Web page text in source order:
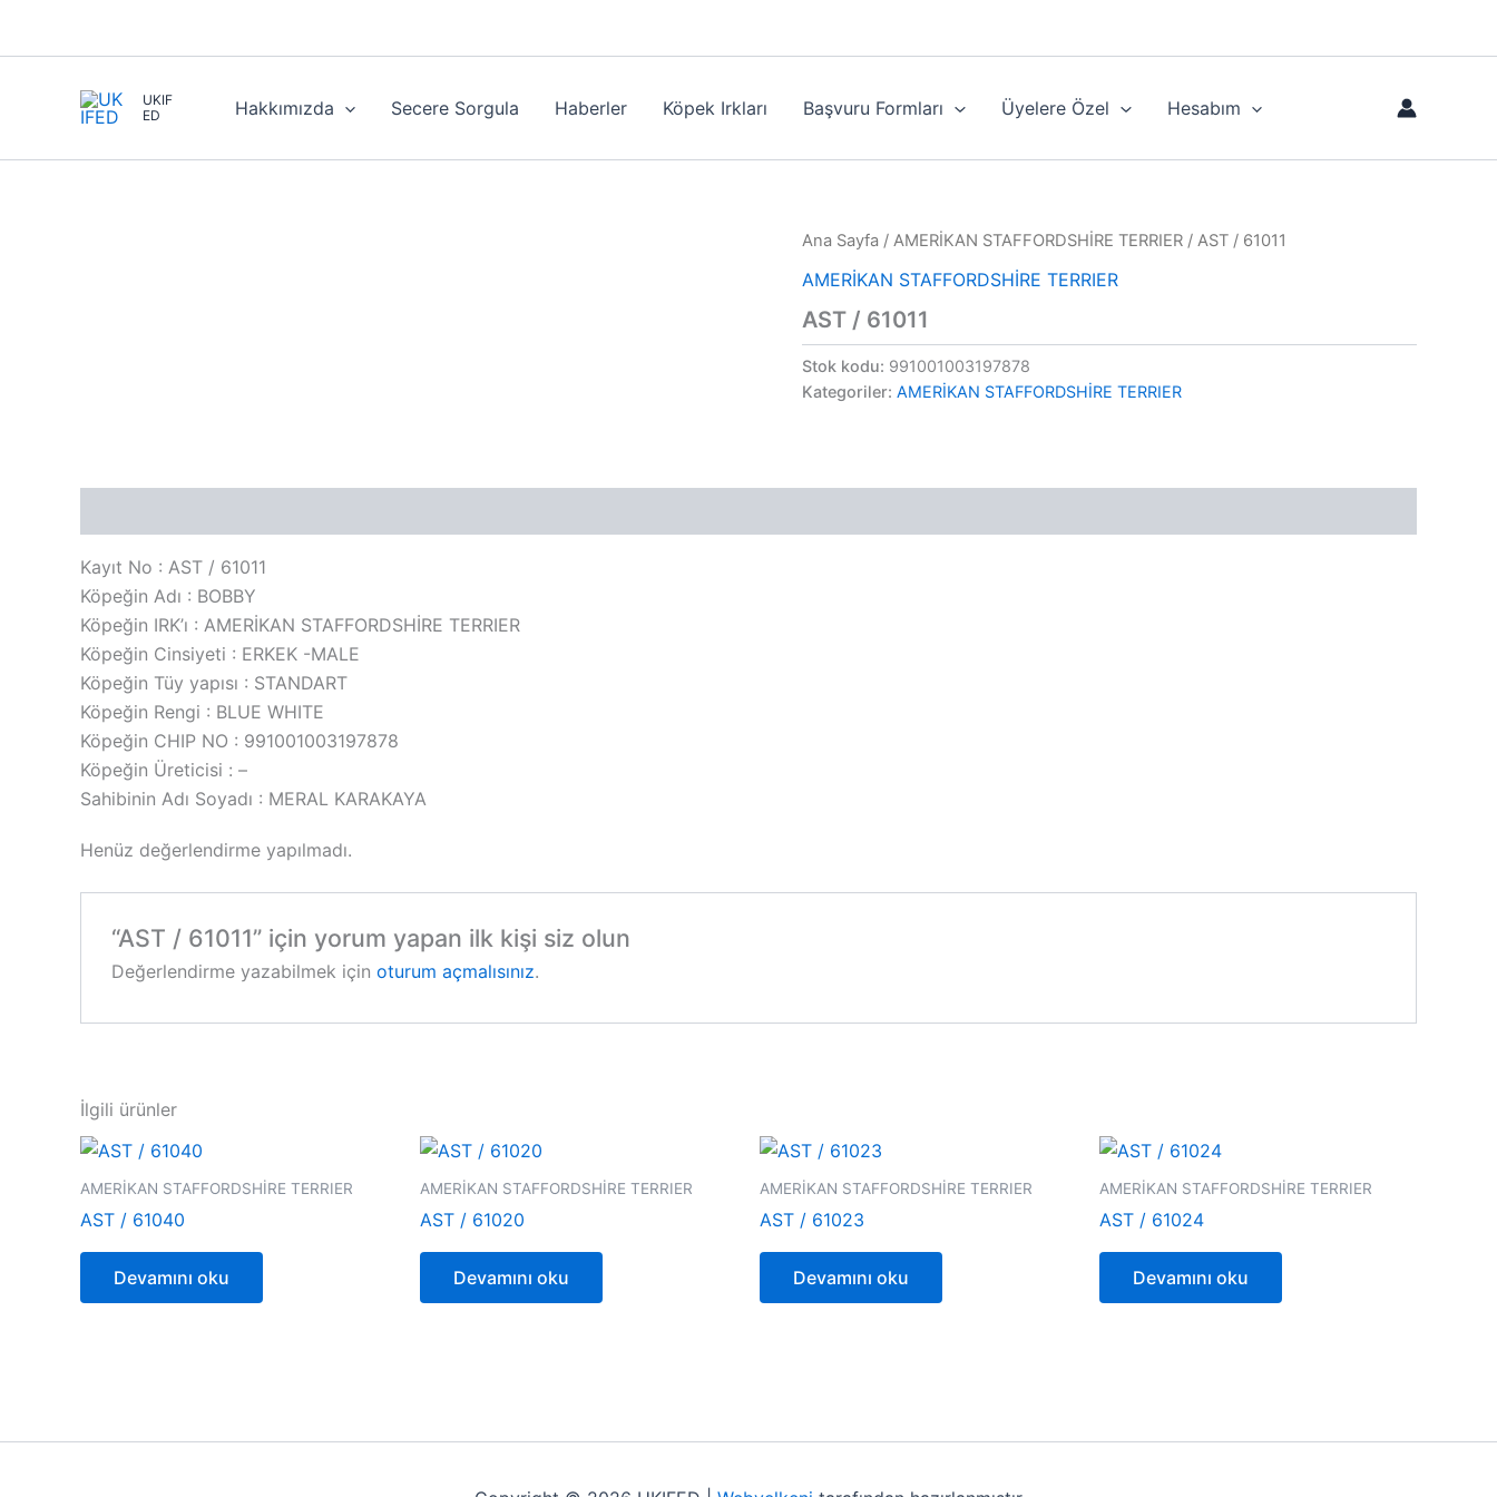
UKIF
ED
Hakkımızda Secere Sorgula Haberler Köpek Irkları Başvuru Formları Üyelere Özel Hesabım
Ana Sayfa / AMERİKAN STAFFORDSHİRE TERRIER / AST / 61011
AMERİKAN STAFFORDSHİRE TERRIER
AST / 61011
Stok kodu: 991001003197878
Kategoriler: AMERİKAN STAFFORDSHİRE TERRIER
Kayıt No : AST / 61011
Köpeğin Adı : BOBBY
Köpeğin IRK’ı : AMERİKAN STAFFORDSHİRE TERRIER
Köpeğin Cinsiyeti : ERKEK -MALE
Köpeğin Tüy yapısı : STANDART
Köpeğin Rengi : BLUE WHITE
Köpeğin CHIP NO : 991001003197878
Köpeğin Üreticisi : –
Sahibinin Adı Soyadı : MERAL KARAKAYA
Henüz değerlendirme yapılmadı.
“AST / 61011” için yorum yapan ilk kişi siz olun
Değerlendirme yazabilmek için oturum açmalısınız.
İlgili ürünler
AMERİKAN STAFFORDSHİRE TERRIER
AST / 61040
Devamını oku
AMERİKAN STAFFORDSHİRE TERRIER
AST / 61020
Devamını oku
AMERİKAN STAFFORDSHİRE TERRIER
AST / 61023
Devamını oku
AMERİKAN STAFFORDSHİRE TERRIER
AST / 61024
Devamını oku